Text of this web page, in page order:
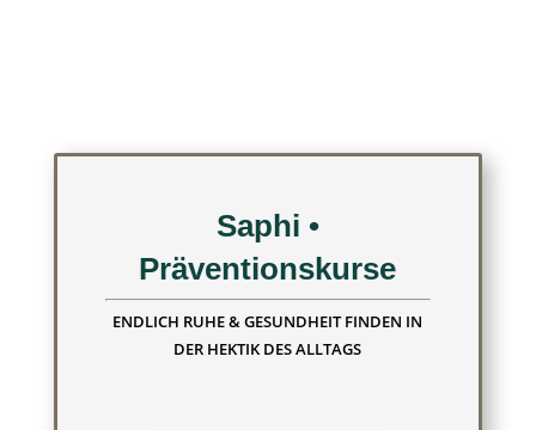
Saphi •
Präventionskurse
ENDLICH RUHE & GESUNDHEIT FINDEN IN
DER HEKTIK DES ALLTAGS